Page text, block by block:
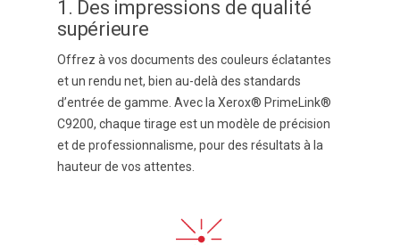
1. Des impressions de qualité
supérieure
Offrez à vos documents des couleurs éclatantes
et un rendu net, bien au-delà des standards
d’entrée de gamme. Avec laXerox® PrimeLink®
C9200, chaque tirage est un modèle de précision
et de professionnalisme, pour des résultats à la
hauteur de vos attentes.